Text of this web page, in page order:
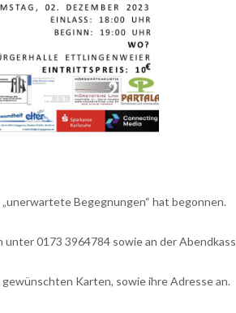
Begegnungen“ hat begonnen.
0173 3964784 sowie an der
Karten, sowie ihre Adresse an.